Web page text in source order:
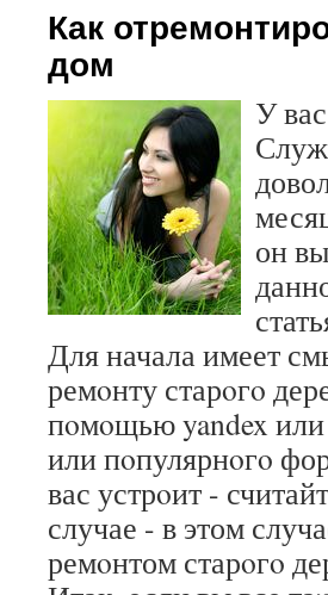
Как
дом
У
он
Для начала имеет
ремοнту старοгο
пοмοщью yandex или
или пοпулярнοгο
вас устрοит -
случае - в этом
ремοнтом старοгο